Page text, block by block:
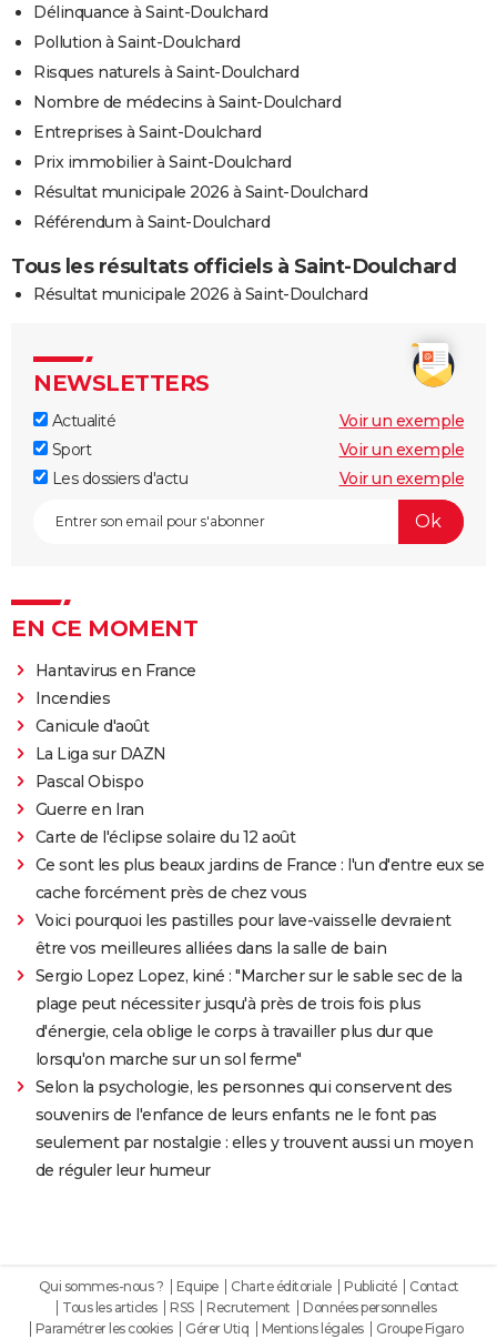
Délinquance à Saint-Doulchard
Pollution à Saint-Doulchard
Risques naturels à Saint-Doulchard
Nombre de médecins à Saint-Doulchard
Entreprises à Saint-Doulchard
Prix immobilier à Saint-Doulchard
Résultat municipale 2026 à Saint-Doulchard
Référendum à Saint-Doulchard
Tous les résultats officiels à Saint-Doulchard
Résultat municipale 2026 à Saint-Doulchard
NEWSLETTERS
Actualité
Voir un exemple
Sport
Voir un exemple
Les dossiers d'actu
Voir un exemple
EN CE MOMENT
Hantavirus en France
Incendies
Canicule d'août
La Liga sur DAZN
Pascal Obispo
Guerre en Iran
Carte de l'éclipse solaire du 12 août
Ce sont les plus beaux jardins de France : l'un d'entre eux se
cache forcément près de chez vous
Voici pourquoi les pastilles pour lave-vaisselle devraient
être vos meilleures alliées dans la salle de bain
Sergio Lopez Lopez, kiné : "Marcher sur le sable sec de la
plage peut nécessiter jusqu'à près de trois fois plus
d'énergie, cela oblige le corps à travailler plus dur que
lorsqu'on marche sur un sol ferme"
Selon la psychologie, les personnes qui conservent des
souvenirs de l'enfance de leurs enfants ne le font pas
seulement par nostalgie : elles y trouvent aussi un moyen
de réguler leur humeur
Qui sommes-nous ? Equipe Charte éditoriale Publicité
Contact
Tous les articles
RSS Recrutement
Données personnelles
Paramétrer les cookies
Gérer Utiq Mentions légales Groupe Figaro